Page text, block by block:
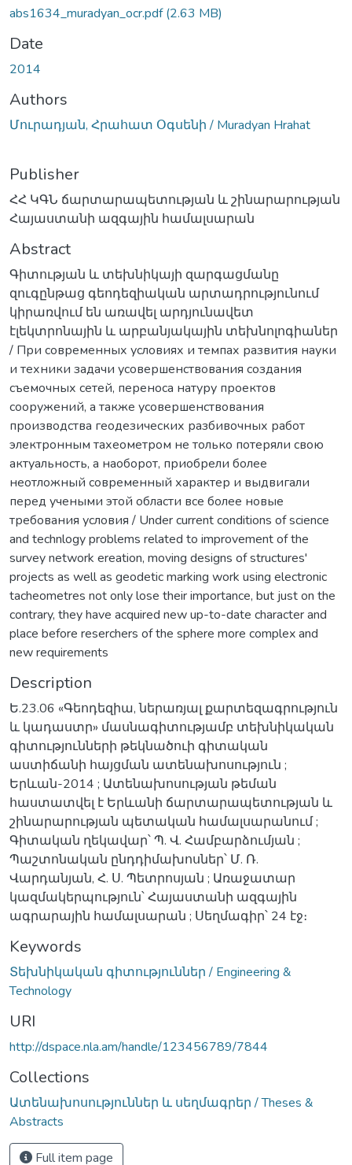
abs1634_muradyan_ocr.pdf(2.63 MB)
Date
2014
Authors
Մուրադյան, Հրահատ Օգսենի / Muradyan Hrahat
Publisher
ՀՀ ԿԳՆ ճարտարապետության և շինարարության
Հայաստանի ազգային համալսարան
Abstract
Գիտության և տեխնիկայի զարգացմանը
զուգընթաց գեոդեզիական արտադրությունում
կիրառվում են առավել արդյունավետ
էլեկտրոնային և արբանյակային տեխնոլոգիաներ
/ При современных условиях и темпах развития науки
и техники задачи усовершенствования создания
съемочных сетей, переноса натуру проектов
сооружений, a также усовершенствования
производства геодезических разбивочных работ
электронным тахеометром не только потеряли свою
актуальность, a наоборот, приобрели более
неотложный современный характер и выдвигали
перед учеными этой области все более новые
требования условия / Under current conditions of science
and technlogy problems related to improvement of the
survey network ereation, moving designs of structures'
projects as well as geodetic marking work using electronic
tacheometres not only lose their importance, but just on the
contrary, they have acquired new up-to-date character and
place before reserchers of the sphere more complex and
new requirements
Description
Ե.23.06 «Գեոդեզիա, ներառյալ քարտեզագրություն
և կադաստր» մասնագիտությամբ տեխնիկական
գիտությունների թեկնածուի գիտական
աստիճանի հայցման ատենախոսություն ;
Երևան-2014 ; Ատենախոսության թեման
հաստատվել է Երևանի ճարտարապետության և
շինարարության պետական համալսարանում ;
Գիտական ղեկավար՝ Պ. Վ. Համբարձումյան ;
Պաշտոնական ընդդիմախոսներ՝ Մ. Ռ.
Վարդանյան, Հ. Ս. Պետրոսյան ; Առաջատար
կազմակերպություն՝ Հայաստանի ազգային
ագրարային համալսարան ; Սեղմագիր՝ 24 էջ։
Keywords
Տեխնիկական գիտություններ / Engineering &
Technology
URI
http://dspace.nla.am/handle/123456789/7844
Collections
Ատենախոսություններ և սեղմագրեր / Theses &
Abstracts
Full item page